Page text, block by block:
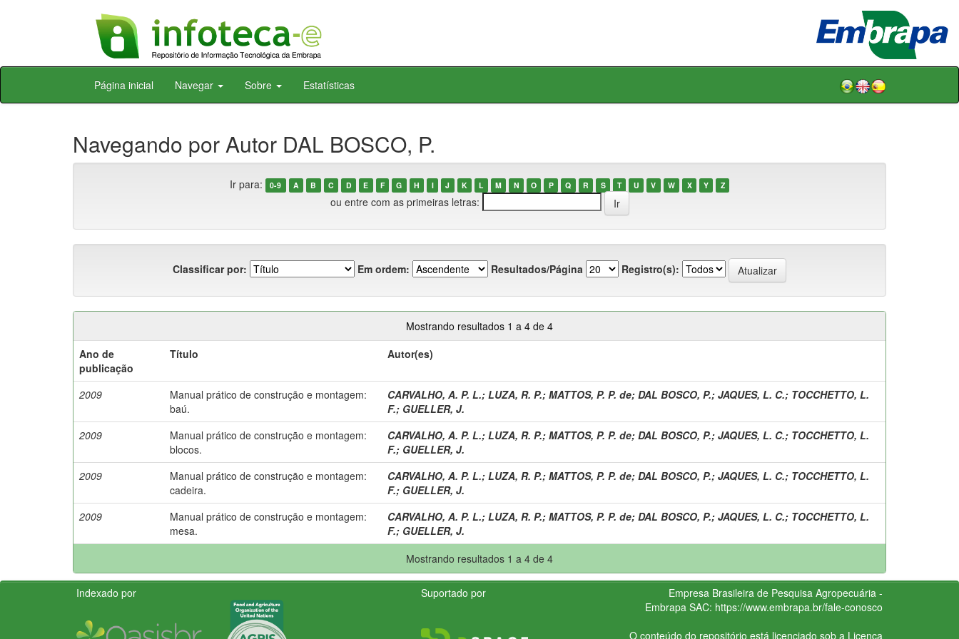
Skip
Página inicial Navegar Sobre Estatísticas
Navegando por Autor DAL BOSCO, P.
Ir para: 0-9 A B C D E F G H I J K L M N O P Q R S T U V W X Y Z
ou entre com as primeiras letras:
Classificar por: Em ordem: Resultados/Página Registro(s):
Mostrando resultados 1 a 4 de 4
Ano de
publicação
Título Autor(es)
2009
Manual prático de construção e montagem:
baú.
CARVALHO, A. P. L.; LUZA, R. P.; MATTOS, P. P. de; DAL BOSCO, P.; JAQUES, L. C.; TOCCHETTO, L.
F.; GUELLER, J.
2009
Manual prático de construção e montagem:
blocos.
CARVALHO, A. P. L.; LUZA, R. P.; MATTOS, P. P. de; DAL BOSCO, P.; JAQUES, L. C.; TOCCHETTO, L.
F.; GUELLER, J.
2009
Manual prático de construção e montagem:
cadeira.
CARVALHO, A. P. L.; LUZA, R. P.; MATTOS, P. P. de; DAL BOSCO, P.; JAQUES, L. C.; TOCCHETTO, L.
F.; GUELLER, J.
2009
Manual prático de construção e montagem:
mesa.
CARVALHO, A. P. L.; LUZA, R. P.; MATTOS, P. P. de; DAL BOSCO, P.; JAQUES, L. C.; TOCCHETTO, L.
F.; GUELLER, J.
Mostrando resultados 1 a 4 de 4
Indexado por Suportado por
Empresa Brasileira de Pesquisa Agropecuária -
Embrapa SAC: https://www.embrapa.br/fale-conosco
O conteúdo do repositório está licenciado sob a Licença